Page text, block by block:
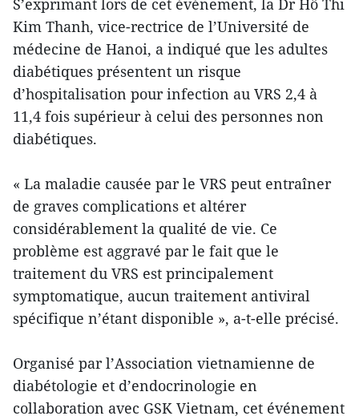
S’exprimant lors de cet événement, la Dr Hô Thi
Kim Thanh, vice-rectrice de l’Université de
médecine de Hanoi, a indiqué que les adultes
diabétiques présentent un risque
d’hospitalisation pour infection au VRS 2,4 à
11,4 fois supérieur à celui des personnes non
diabétiques.
« La maladie causée par le VRS peut entraîner
de graves complications et altérer
considérablement la qualité de vie. Ce
problème est aggravé par le fait que le
traitement du VRS est principalement
symptomatique, aucun traitement antiviral
spécifique n’étant disponible », a-t-elle précisé.
Organisé par l’Association vietnamienne de
diabétologie et d’endocrinologie en
collaboration avec GSK Vietnam, cet événement